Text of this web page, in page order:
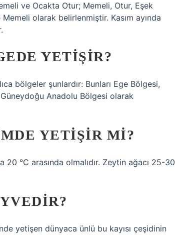
ve Ocakta Otur; Memeli, Otur, Eşek
olarak belirlenmiştir. Kasım ayında
YETIŞIR?
bölgeler şunlardır: Bunları Ege Bölgesi,
Güneydoğu Anadolu Bölgesi olarak
YETIŞIR MI?
°C arasında olmalıdır. Zeytin ağacı 25-30
yetişen dünyaca ünlü bu kayısı çeşidinin